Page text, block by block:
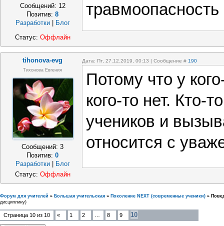
Сообщений: 12
Позитив:8
Разработки
Блог
Статус: Оффлайн
tihonova-evg Дата: Пт, 27.12.2019, 00:13 | Сообщение # 190
Тихонова Евгения
Сообщений:3
Позитив:0
Разработки | Блог
Потому что у
кого-то нет. Кто-
учеников и
относится с
Статус: Оффлайн
Форум для учителей » Большая учительская » Поколение NEXT (современные ученики) »
дисциплину)
Страница 10 из 10 « 1 2 8 9 10